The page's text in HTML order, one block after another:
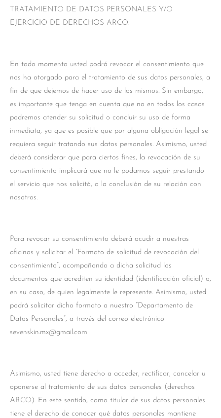
TRATAMIENTO DE DATOS PERSONALES Y/O
EJERCICIO DE DERECHOS ARCO.
En todo momento usted podrá revocar el consentimiento que
nos ha otorgado para el tratamiento de sus datos personales, a
fin de que dejemos de hacer uso de los mismos. Sin embargo,
es importante que tenga en cuenta que no en todos los casos
podremos atender su solicitud o concluir su uso de forma
inmediata, ya que es posible que por alguna obligación legal se
requiera seguir tratando sus datos personales. Asimismo, usted
deberá considerar que para ciertos fines, la revocación de su
consentimiento implicará que no le podamos seguir prestando
el servicio que nos solicitó, o la conclusión de su relación con
nosotros.
Para revocar su consentimiento deberá acudir a nuestras
oficinas y solicitar el “Formato de solicitud de revocación del
consentimiento”, acompañando a dicha solicitud los
documentos que acrediten su identidad (identificación oficial) o,
en su caso, de quien legalmente le represente. Asimismo, usted
podrá solicitar dicho formato a nuestro “Departamento de
Datos Personales”, a través del correo electrónico
sevenskin.mx@gmail.com
Asimismo, usted tiene derecho a acceder, rectificar, cancelar u
oponerse al tratamiento de sus datos personales (derechos
ARCO). En este sentido, como titular de sus datos personales
tiene el derecho de conocer qué datos personales mantiene